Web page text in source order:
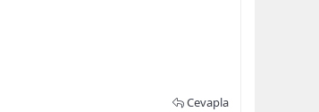
Cevapla